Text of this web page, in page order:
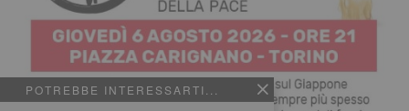
POTREBBE INTERESSARTI...